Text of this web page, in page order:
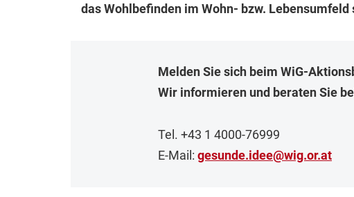
das Wohlbefinden im Wohn- bzw. Lebensumfeld
Melden Sie sich beim WiG-
Wir informieren und beraten Sie
Tel. +43 1 4000-76999
E-Mail: gesunde.idee@wig.or.at